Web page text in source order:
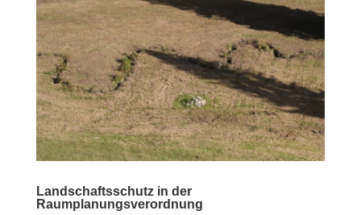
Landschaftsschutz in der
Raumplanungsverordnung